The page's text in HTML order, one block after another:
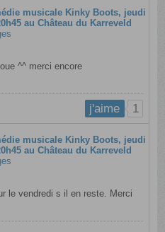
musicale Kinky Boots, jeudi
au Château du Karreveld
^^ merci encore
j'aime 1
musicale Kinky Boots, jeudi
au Château du Karreveld
le vendredi s il en reste. Merci